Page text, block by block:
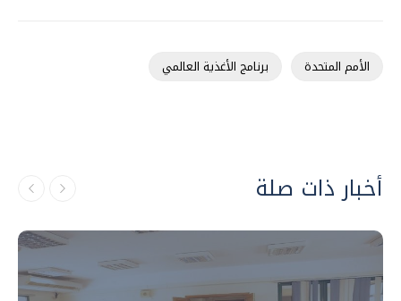
الأمم المتحدة برنامج الأغذية العالمي
أخبار ذات صلة